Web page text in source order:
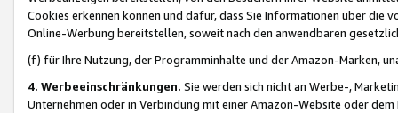
Cookies erkennen können und dafür, dass Sie Informationen über die
Online-Werbung bereitstellen, soweit nach den anwendbaren
(f) für Ihre Nutzung, der Programminhalte und der Amazon-Marken,
4. Werbeeinschränkungen. Sie werden sich nicht an Werbe-,
Unternehmen oder in Verbindung mit einer Amazon-Website oder